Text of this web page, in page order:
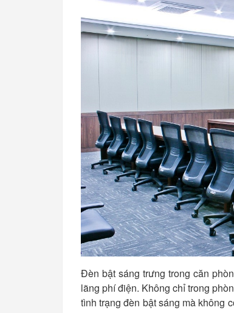
Đèn bật sáng trưng trong căn
lãng phí điện. Không chỉ trong
tình trạng đèn bật sáng mà không